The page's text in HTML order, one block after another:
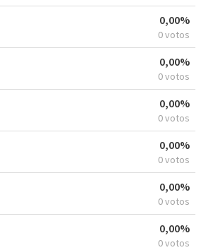
0,00%
0 votos
0,00%
0 votos
0,00%
0 votos
0,00%
0 votos
0,00%
0 votos
0,00%
0 votos